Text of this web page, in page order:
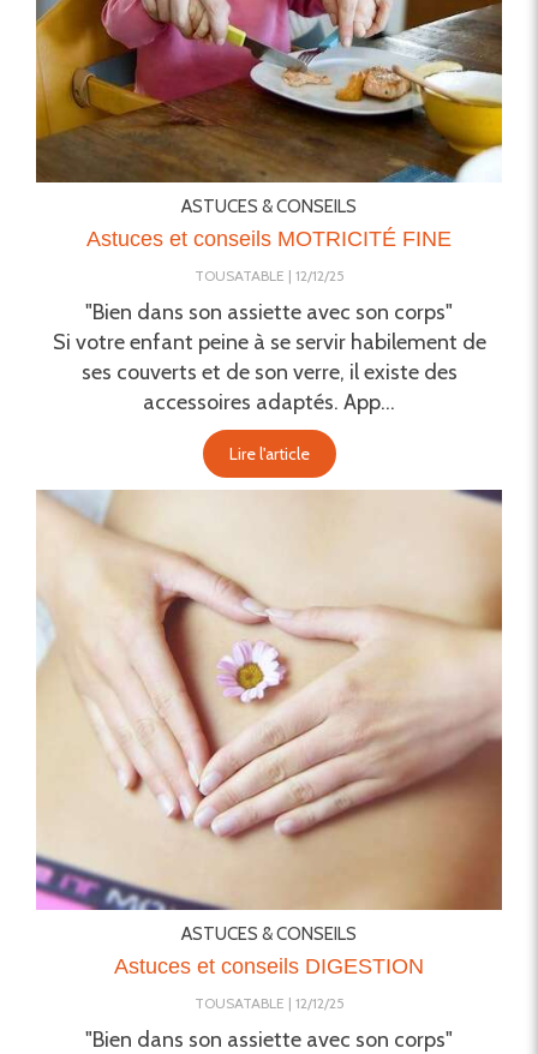
ASTUCES & CONSEILS
Astuces et conseils MOTRICITÉ FINE
TOUSATABLE 12/12/25
"Bien dans son assiette avec son corps"
Si votre enfant peine à se servir habilement de
ses couverts et de son verre, il existe des
accessoires adaptés. App...
Lire l'article
ASTUCES & CONSEILS
Astuces et conseils DIGESTION
TOUSATABLE 12/12/25
"Bien dans son assiette avec son corps"